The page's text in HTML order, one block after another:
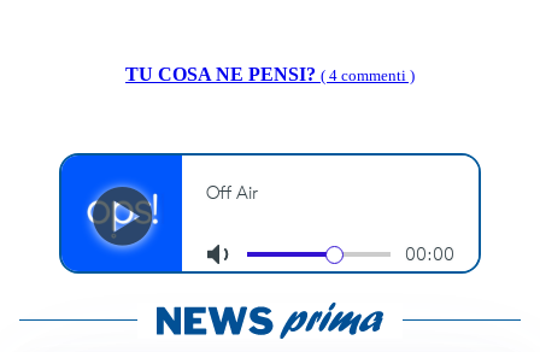
TU COSA NE PENSI? ( 4 commenti )